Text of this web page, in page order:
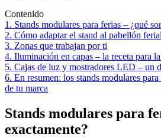
Contenido
1. Stands modulares para ferias – ¿qué
2. Cómo adaptar el stand al pabellón
3. Zonas que trabajan por ti
4. Iluminación en capas – la receta para
5. Cajas de luz y mostradores LED – un
6. En resumen: los stands modulares
de tu marca
Stands modulares para
exactamente?